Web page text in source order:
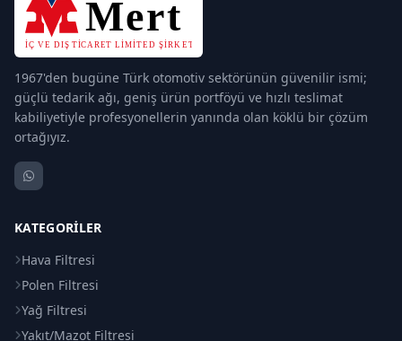
1967'den bugüne Türk otomotiv sektörünün güvenilir ismi;
güçlü tedarik ağı, geniş ürün portföyü ve hızlı teslimat
kabiliyetiyle profesyonellerin yanında olan köklü bir çözüm
ortağıyız.
KATEGORILER
Hava Filtresi
Polen Filtresi
Yağ Filtresi
Yakıt/Mazot Filtresi